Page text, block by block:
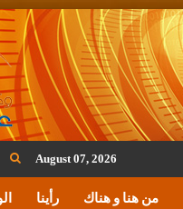
August 07, 2026
رأينا من هنا و هناك